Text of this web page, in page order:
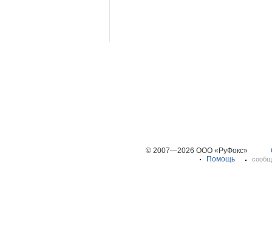
© 2007—2026 ООО «РуФокс»
Помощь